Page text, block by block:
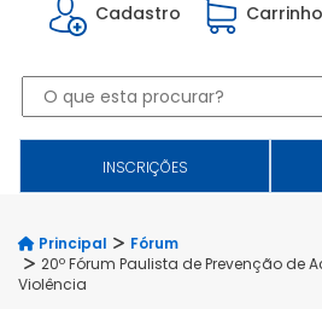
Cadastro Carrinho
INSCRIÇÕES
Principal
Fórum
20º Fórum Paulista de Prevenção de
Violência